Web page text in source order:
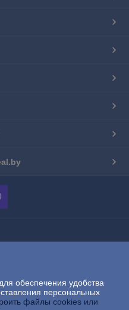
обеспечения удобства
персональных
файлы cookies или